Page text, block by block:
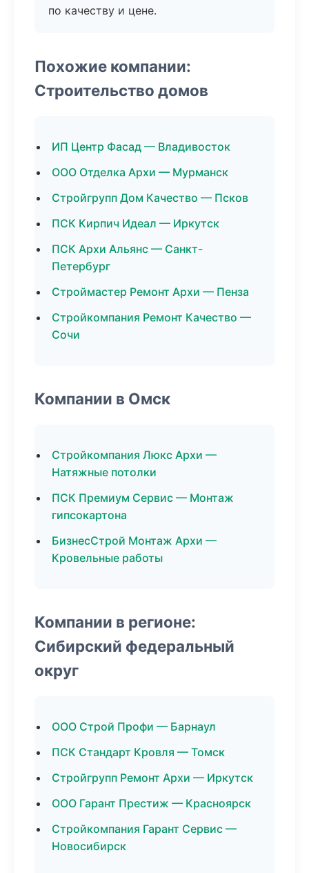
по качеству и цене.
Похожие компании:
Строительство домов
ИП Центр Фасад — Владивосток
ООО Отделка Архи — Мурманск
Стройгрупп Дом Качество — Псков
ПСК Кирпич Идеал — Иркутск
ПСК Архи Альянс — Санкт-
Петербург
Строймастер Ремонт Архи — Пенза
Стройкомпания Ремонт Качество —
Сочи
Компании в Омск
Стройкомпания Люкс Архи —
Натяжные потолки
ПСК Премиум Сервис — Монтаж
гипсокартона
БизнесСтрой Монтаж Архи —
Кровельные работы
Компании в регионе:
Сибирский федеральный
округ
ООО Строй Профи — Барнаул
ПСК Стандарт Кровля — Томск
Стройгрупп Ремонт Архи — Иркутск
ООО Гарант Престиж — Красноярск
Стройкомпания Гарант Сервис —
Новосибирск